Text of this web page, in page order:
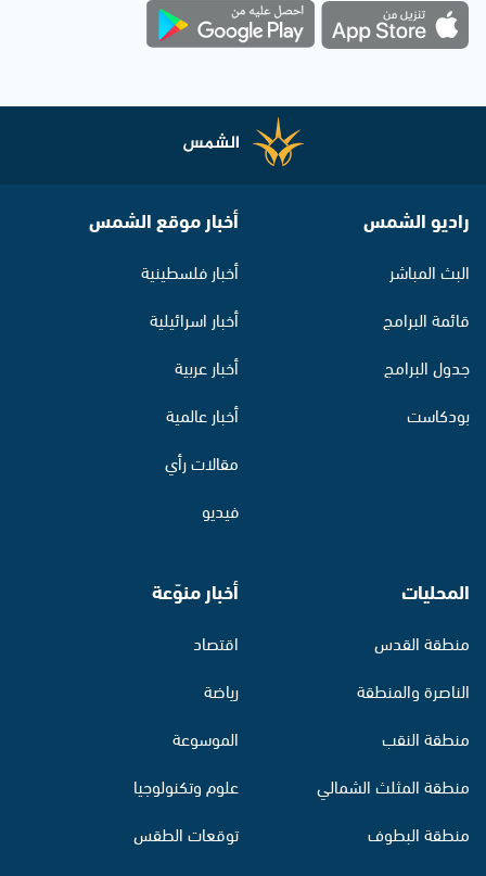
راديو الشمس
البث المباشر
قائمة البرامج
جدول البرامج
بودكاست
أخبار موقع الشمس
أخبار فلسطينية
أخبار اسرائيلية
أخبار عربية
أخبار عالمية
مقالات رأي
فيديو
المحليات
منطقة القدس
الناصرة والمنطقة
منطقة النقب
منطقة المثلث الشمالي
منطقة البطوف
أخبار منوّعة
اقتصاد
رياضة
الموسوعة
علوم وتكنولوجيا
توقعات الطقس